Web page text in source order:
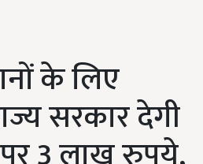
के लिए
सरकार देगी